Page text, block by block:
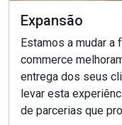
Expansão
Estamos a mudar
commerce
entrega dos seus
levar esta
de parcerias que